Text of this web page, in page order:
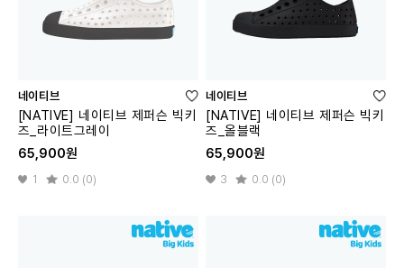
네이티브
[NATIVE] 네이티브 제퍼슨 빅키
즈_라이트그레이
65,900원
1 0.0 (0)
네이티브
[NATIVE] 네이티브 제퍼슨 빅키
즈_올블랙
65,900원
3 0.0 (0)